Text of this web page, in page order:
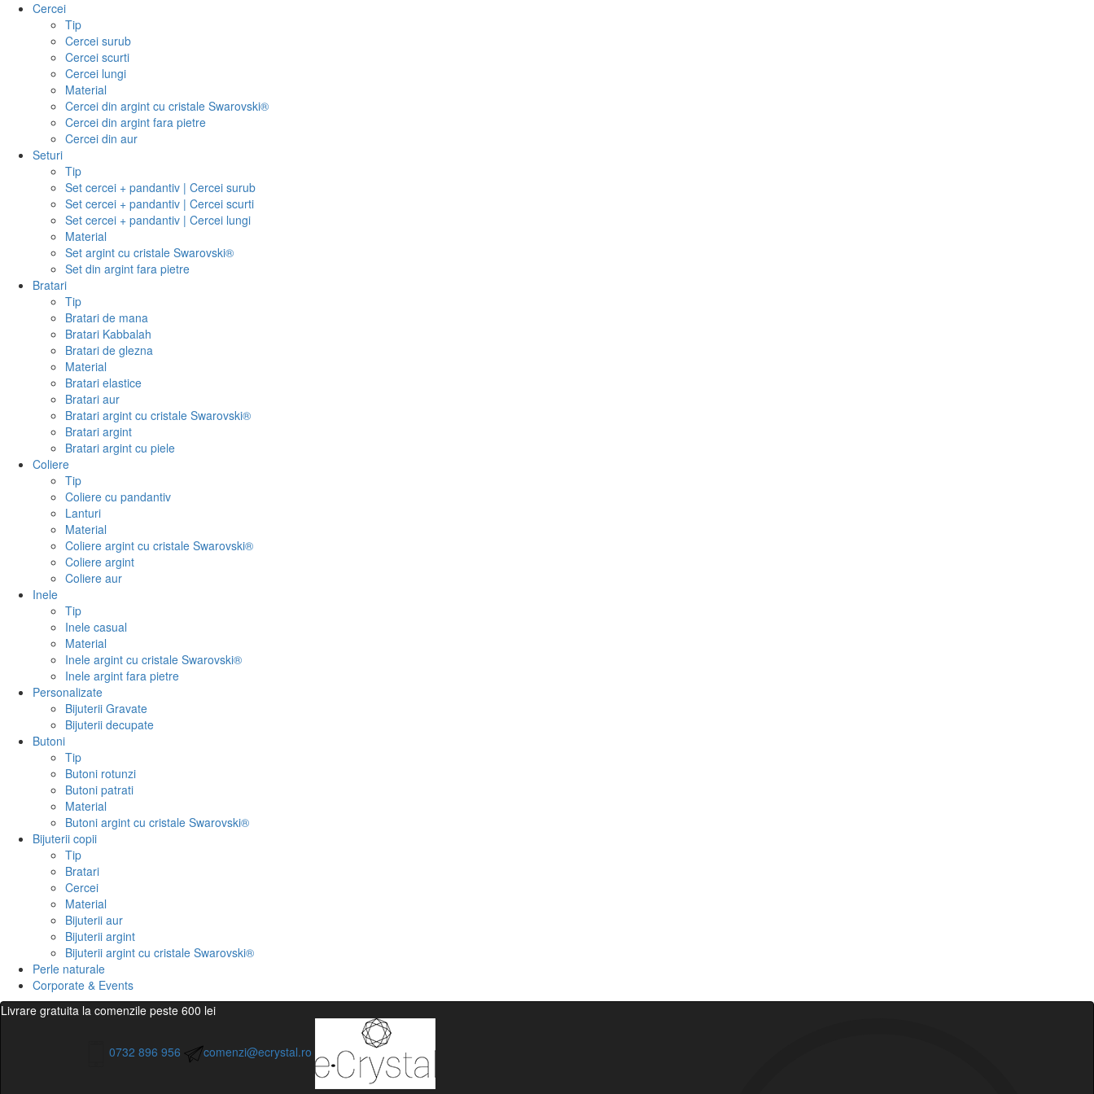
Cercei
Tip
Cercei surub
Cercei scurti
Cercei lungi
Material
Cercei din argint cu cristale Swarovski®
Cercei din argint fara pietre
Cercei din aur
Seturi
Tip
Set cercei + pandantiv | Cercei surub
Set cercei + pandantiv | Cercei scurti
Set cercei + pandantiv | Cercei lungi
Material
Set argint cu cristale Swarovski®
Set din argint fara pietre
Bratari
Tip
Bratari de mana
Bratari Kabbalah
Bratari de glezna
Material
Bratari elastice
Bratari aur
Bratari argint cu cristale Swarovski®
Bratari argint
Bratari argint cu piele
Coliere
Tip
Coliere cu pandantiv
Lanturi
Material
Coliere argint cu cristale Swarovski®
Coliere argint
Coliere aur
Inele
Tip
Inele casual
Material
Inele argint cu cristale Swarovski®
Inele argint fara pietre
Personalizate
Bijuterii Gravate
Bijuterii decupate
Butoni
Tip
Butoni rotunzi
Butoni patrati
Material
Butoni argint cu cristale Swarovski®
Bijuterii copii
Tip
Bratari
Cercei
Material
Bijuterii aur
Bijuterii argint
Bijuterii argint cu cristale Swarovski®
Perle naturale
Corporate & Events
Livrare gratuita la comenzile peste 600 lei
0732 896 956 comenzi@ecrystal.ro